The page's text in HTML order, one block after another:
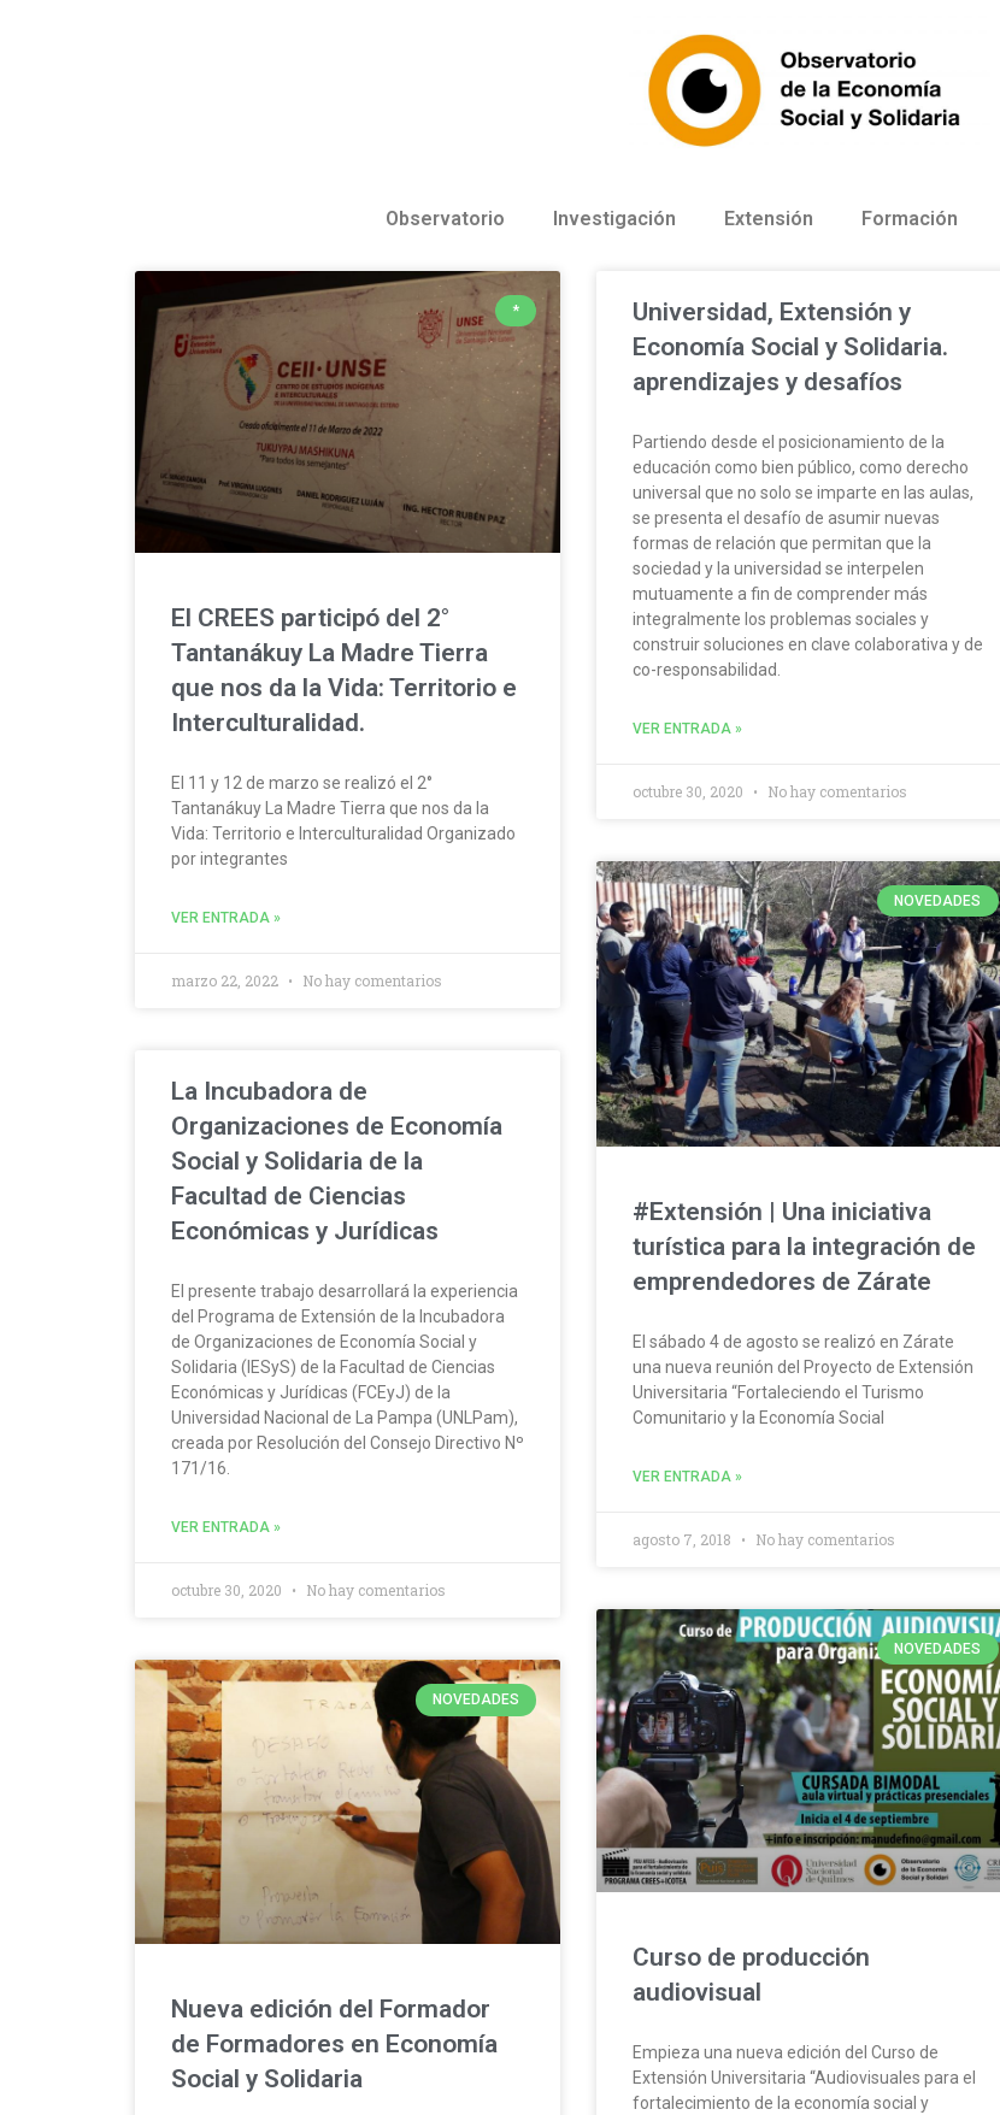
Observatorio Investigación Extensión Formación
*
El CREES participó del 2°
Tantanákuy La Madre Tierra
que nos da la Vida: Territorio e
Interculturalidad.
El 11 y 12 de marzo se realizó el 2°
Tantanákuy La Madre Tierra que nos da la
Vida: Territorio e Interculturalidad Organizado
por integrantes
VER ENTRADA »
marzo 22, 2022 No hay comentarios
Universidad, Extensión y
Economía Social y Solidaria.
aprendizajes y desafíos
Partiendo desde el posicionamiento de la
educación como bien público, como derecho
universal que no solo se imparte en las aulas,
se presenta el desafío de asumir nuevas
formas de relación que permitan que la
sociedad y la universidad se interpelen
mutuamente a fin de comprender más
integralmente los problemas sociales y
construir soluciones en clave colaborativa y de
co-responsabilidad.
VER ENTRADA »
octubre 30, 2020 No hay comentarios
La Incubadora de
Organizaciones de Economía
Social y Solidaria de la
Facultad de Ciencias
Económicas y Jurídicas
El presente trabajo desarrollará la experiencia
del Programa de Extensión de la Incubadora
de Organizaciones de Economía Social y
Solidaria (IESyS) de la Facultad de Ciencias
Económicas y Jurídicas (FCEyJ) de la
Universidad Nacional de La Pampa (UNLPam),
creada por Resolución del Consejo Directivo Nº
171/16.
VER ENTRADA »
octubre 30, 2020 No hay comentarios
NOVEDADES
#Extensión | Una iniciativa
turística para la integración de
emprendedores de Zárate
El sábado 4 de agosto se realizó en Zárate
una nueva reunión del Proyecto de Extensión
Universitaria “Fortaleciendo el Turismo
Comunitario y la Economía Social
VER ENTRADA »
agosto 7, 2018 No hay comentarios
NOVEDADES
Nueva edición del Formador
de Formadores en Economía
Social y Solidaria
NOVEDADES
Curso de producción
audiovisual
Empieza una nueva edición del Curso de
Extensión Universitaria “Audiovisuales para el
fortalecimiento de la economía social y